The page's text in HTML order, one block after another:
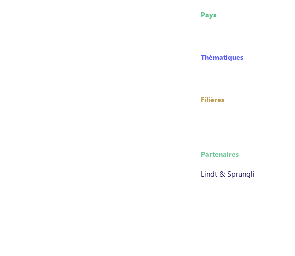
Pays
Thématiques
Filières
Partenaires
Lindt & Sprüngli